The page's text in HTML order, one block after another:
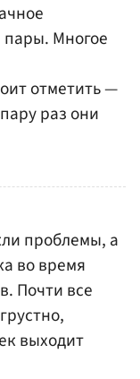
пары. Многое
отметить —
раз они
проблемы, а
во время
Почти все
выходит